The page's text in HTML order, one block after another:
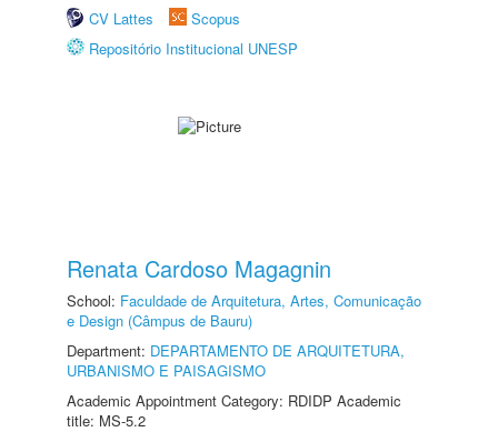
CV Lattes
Scopus
Repositório Institucional UNESP
Renata Cardoso Magagnin
School: Faculdade de Arquitetura, Artes, Comunicação
e Design (Câmpus de Bauru)
Department: DEPARTAMENTO DE ARQUITETURA,
URBANISMO E PAISAGISMO
Academic Appointment Category: RDIDP Academic
title: MS-5.2